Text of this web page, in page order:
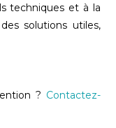
techniques et à la
solutions utiles,
? Contactez-